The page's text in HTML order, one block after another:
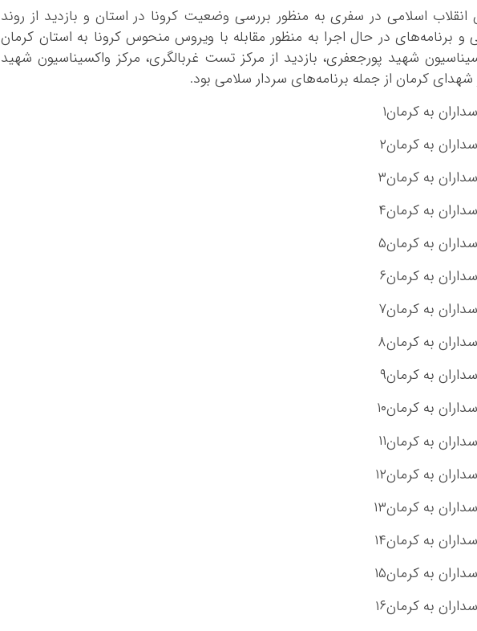
انقلاب اسلامی در سفری به منظور بررسی وضعیت کرونا در استان و بازدید از روند
برنامه‌های در حال اجرا به منظور مقابله با ویروس منحوس کرونا به استان کرمان
شهید پورجعفری، بازدید از مرکز تست غربالگری، مرکز واکسیناسیون شهید
شهدای کرمان از جمله برنامه‌های سردار سلامی بود.
۱
۲
۳
۴
۵
۶
۷
۸
۹
۱۰
۱۱
۱۲
۱۳
۱۴
۱۵
۱۶